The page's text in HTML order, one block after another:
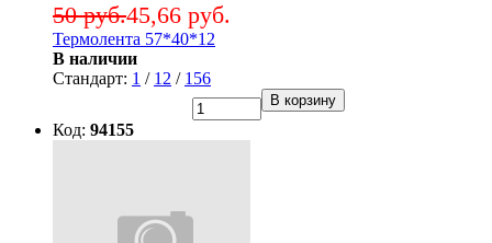
45,66 руб.
50 руб.
Термолента 57*40*12
В наличии
Стандарт: 1 / 12 / 156
В корзину
Код: 94155